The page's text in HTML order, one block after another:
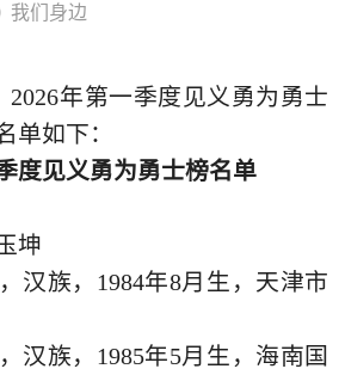
我们身边
2026年第一季度见义勇为勇士
单如下：
见义勇为勇士榜名单
坤
族，1984年8月生，天津市
族，1985年5月生，海南国